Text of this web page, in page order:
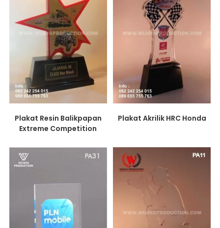
Plakat Resin Balikpapan
Extreme Competition
Plakat Akrilik HRC Honda